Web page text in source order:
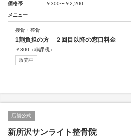
価格帯
￥300〜￥2,200
メニュー
接骨・整骨
1割負担の方 ２回目以降の窓口料金
￥300 （非課税）
販売中
店舗公式
新所沢サンライト整骨院